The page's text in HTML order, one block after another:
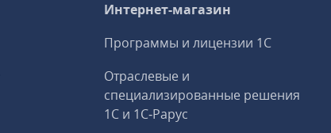
Интернет-магазин
Программы и лицензии 1С
Отраслевые и
специализированные решения
1С и 1С‑Рарус